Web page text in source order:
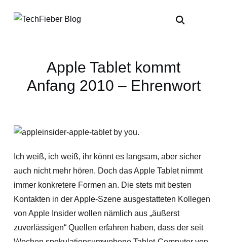
Apple Tablet kommt
Anfang 2010 – Ehrenwort
Ich weiß, ich weiß, ihr könnt es langsam, aber sicher
auch nicht mehr hören. Doch das Apple Tablet nimmt
immer konkretere Formen an. Die stets mit besten
Kontakten in der Apple-Szene ausgestatteten Kollegen
von Apple Insider wollen nämlich aus „äußerst
zuverlässigen“ Quellen erfahren haben, dass der seit